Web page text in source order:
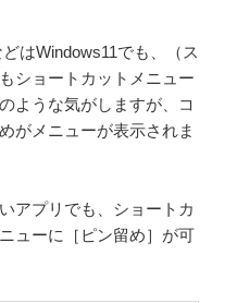
はWindows11でも、（ス
ショートカットメニュー
ような気がしますが、コ
がメニューが表示されま
アプリでも、ショートカ
ューに［ピン留め］が可